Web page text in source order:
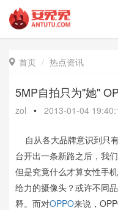
 首页 热点资讯
5MP自拍只为"她"
zol • 2013-01-04
自从各大品牌意识到只
台开出一条新路之后，我
但是究竟什么才算女性手
给力的摄像头？或许不同
释。而对OPPO来说，